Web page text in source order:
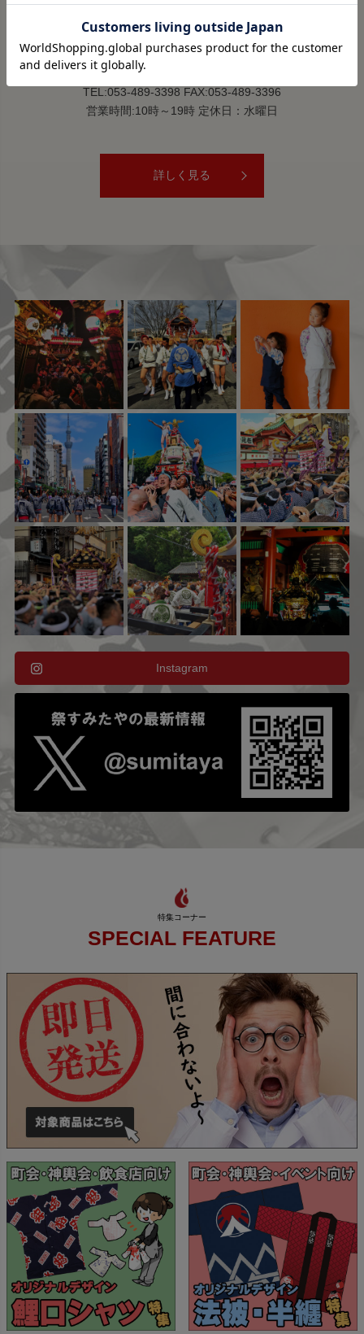
祭すみたや 助信駅前店
〒430-0911 静岡県浜松市中央区新津町14-1
TEL:053-489-3398 FAX:053-489-3396
営業時間:10時～19時 定休日：水曜日
詳しく見る
Instagram
SPECIAL FEATURE